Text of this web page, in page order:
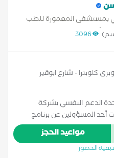
بمستشفى المعمورة للطب
المؤسسات الرائدة في مجال
3096
كلوبترا - شارع ابوقير
الدعم النفسي بشركة
أحد المسؤولين عن برنامج
إدارة المحتوى بإحدى منصات
استشارات علاجية
النفسية للموظفين في بيئة
مواعيد الحجز
الحضور